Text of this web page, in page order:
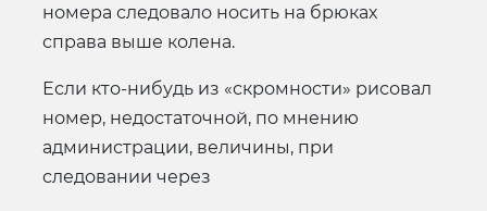
номера следовало носить на брюках
справа выше колена.
Если кто-нибудь из «скромности» рисовал
номер, недостаточной, по мнению
администрации, величины, при
следовании через